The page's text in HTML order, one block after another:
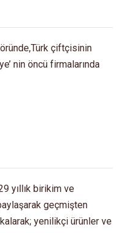
çiftçisinin
nin öncü firmalarında
yıllık birikim ve
geçmişten
yenilikçi ürünler ve